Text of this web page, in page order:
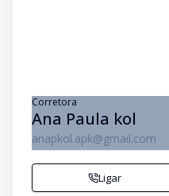
Corretora
Ana Paula kol
anapkol.apk@gmail.com
Ligar